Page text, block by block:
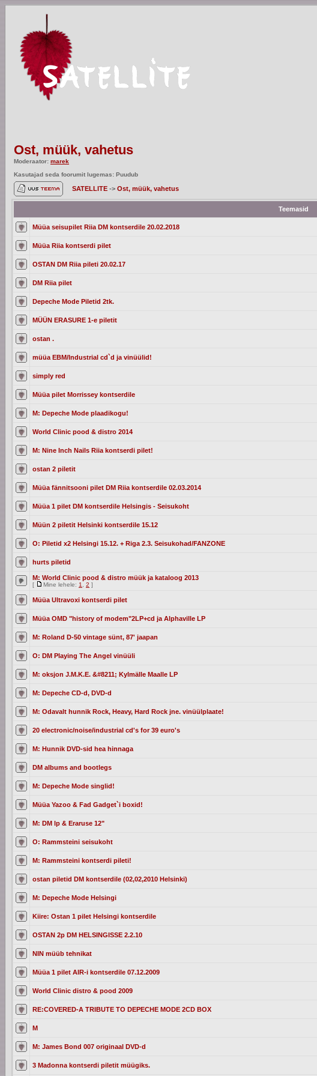
Ost, müük, vahetus
Moderaator: marek
Kasutajad seda foorumit lugemas: Puudub
SATELLITE -> Ost, müük, vahetus
Teemasid
Müüa seisupilet Riia DM kontserdile 20.02.2018
Müüa Riia kontserdi pilet
OSTAN DM Riia pileti 20.02.17
DM Riia pilet
Depeche Mode Piletid 2tk.
MÜÜN ERASURE 1-e piletit
ostan .
müüa EBM/Industrial cd`d ja vinüülid!
simply red
Müüa pilet Morrissey kontserdile
M: Depeche Mode plaadikogu!
World Clinic pood & distro 2014
M: Nine Inch Nails Riia kontserdi pilet!
ostan 2 piletit
Müüa fännitsooni pilet DM Riia kontserdile 02.03.2014
Müüa 1 pilet DM kontserdile Helsingis - Seisukoht
Müün 2 piletit Helsinki kontserdile 15.12
O: Piletid x2 Helsingi 15.12. + Riga 2.3. Seisukohad/FANZONE
hurts piletid
M: World Clinic pood & distro müük ja kataloog 2013
[ Mine lehele: 1 2 ]
Müüa Ultravoxi kontserdi pilet
Müüa OMD "history of modem"2LP+cd ja Alphaville LP
M: Roland D-50 vintage sünt, 87' jaapan
O: DM Playing The Angel vinüüli
M: oksjon J.M.K.E. &#8211; Kylmälle Maalle LP
M: Depeche CD-d, DVD-d
M: Odavalt hunnik Rock, Heavy, Hard Rock jne. vinüülplaate!
20 electronic/noise/industrial cd's for 39 euro's
M: Hunnik DVD-sid hea hinnaga
DM albums and bootlegs
M: Depeche Mode singlid!
Müüa Yazoo & Fad Gadget`i boxid!
M: DM lp & Eraruse 12"
O: Rammsteini seisukoht
M: Rammsteini kontserdi pileti!
ostan piletid DM kontserdile (02,02,2010 Helsinki)
M: Depeche Mode Helsingi
Kiire: Ostan 1 pilet Helsingi kontserdile
OSTAN 2p DM HELSINGISSE 2.2.10
NIN müüb tehnikat
Müüa 1 pilet AIR-i kontserdile 07.12.2009
World Clinic distro & pood 2009
RE:COVERED-A TRIBUTE TO DEPECHE MODE 2CD BOX
M
M: James Bond 007 originaal DVD-d
3 Madonna kontserdi piletit müügiks.